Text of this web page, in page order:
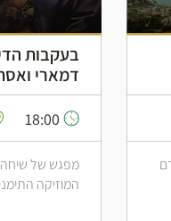
בעקבות
דמארי
מפגש של שיחה
המוזיקה